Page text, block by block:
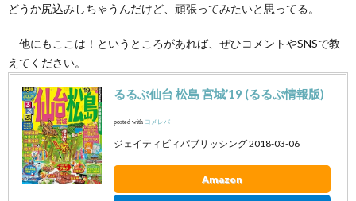
どうか尻込みしちゃうんだけど、頑張ってみたいと思ってる。
他にもここは！というところがあれば、ぜひコメントやSNSで教
えてください。
るるぶ仙台 松島 宮城’19 (るるぶ情報版)
posted with ヨメレバ
ジェイティビィパブリッシング 2018-03-06
Amazon